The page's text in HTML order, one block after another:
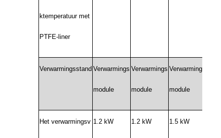
ktemperatuur met
PTFE-liner
Verwarmingsstand Verwarmings
module
Verwarmings
module
Verwarmings
module
Het verwarmingsv 1.2 kW 1.2 kW 1.5 kW